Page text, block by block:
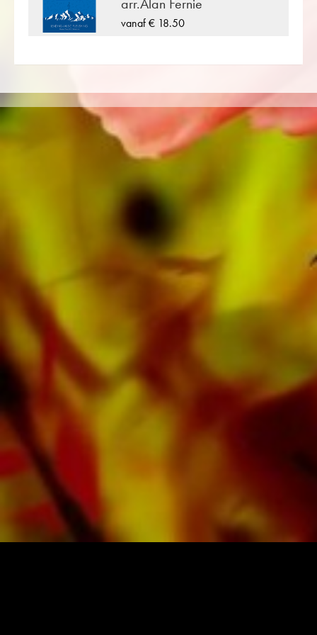
alle bladmuziekbladen met één klik worden
weergegeven klassieke muziek in de
weergegeven.
blaasmuziekcomposities die zijn uitgegeven
door Musikverlag Obrasso. Naast Alan Fernie
meer dan 100 componisten en arrangeurs
werken voor de Zwitserse muziekuitgeverij.
Naast de bladmuziek voor Duet voor 2
Koperblazers je vindt er ook literatuur in
Jeugdorkest, Koper Ensemble,
Houtblazersensemble, Symfonieorkest net
zoals CDs en Leermateriaal. Een groot deel
van de eigen literatuur van de uitgever van
topblazers zoals de Black Dyke Band, Cory
Band, Brighouse & Rastrick Band of de
Oberaargauer Brass Band werd opgenomen
op Obrasso Records. Alle geluidsdragers zijn
ook digitaal beschikbaar op de populaire
portals van Apple, Amazon, Google, Spotify
en andere providers wereldwijd.
Alle bladmuziek van Obrasso wordt op
hoogwaardig papier geproduceerd. Het
ietwat gelige notitiepapier biedt een goed
contrast en is prettig voor de ogen in moeilijke
lichtomstandigheden. Levering aan particuliere
klanten wereldwijd is gratis. Bestel nu uw
arr.Alan Fernie
vanaf € 18.50